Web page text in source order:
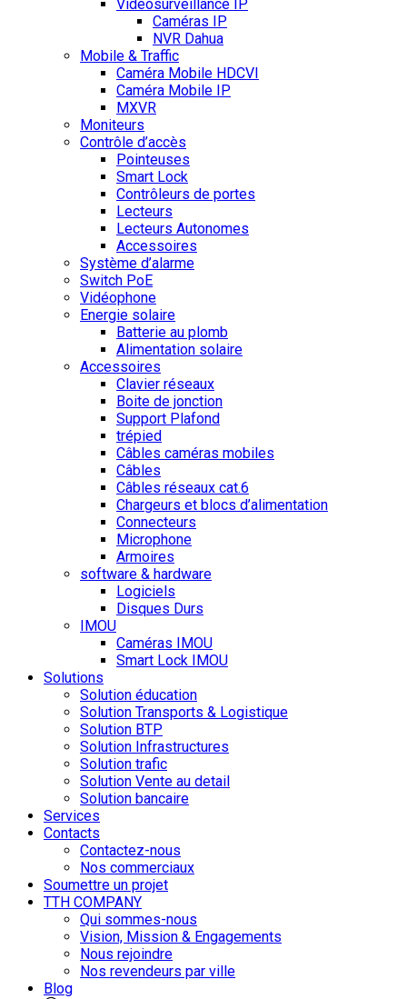
Vidéosurveillance IP
Caméras IP
NVR Dahua
Mobile & Traffic
Caméra Mobile HDCVI
Caméra Mobile IP
MXVR
Moniteurs
Contrôle d’accès
Pointeuses
Smart Lock
Contrôleurs de portes
Lecteurs
Lecteurs Autonomes
Accessoires
Système d’alarme
Switch PoE
Vidéophone
Energie solaire
Batterie au plomb
Alimentation solaire
Accessoires
Clavier réseaux
Boite de jonction
Support Plafond
trépied
Câbles caméras mobiles
Câbles
Câbles réseaux cat.6
Chargeurs et blocs d’alimentation
Connecteurs
Microphone
Armoires
software & hardware
Logiciels
Disques Durs
IMOU
Caméras IMOU
Smart Lock IMOU
Solutions
Solution éducation
Solution Transports & Logistique
Solution BTP
Solution Infrastructures
Solution trafic
Solution Vente au detail
Solution bancaire
Services
Contacts
Contactez-nous
Nos commerciaux
Soumettre un projet
TTH COMPANY
Qui sommes-nous
Vision, Mission & Engagements
Nous rejoindre
Nos revendeurs par ville
Blog